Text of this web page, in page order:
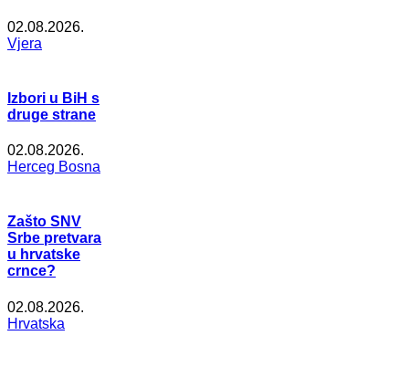
02.08.2026.
Vjera
Izbori u BiH s
druge strane
02.08.2026.
Herceg Bosna
Zašto SNV
Srbe pretvara
u hrvatske
crnce?
02.08.2026.
Hrvatska